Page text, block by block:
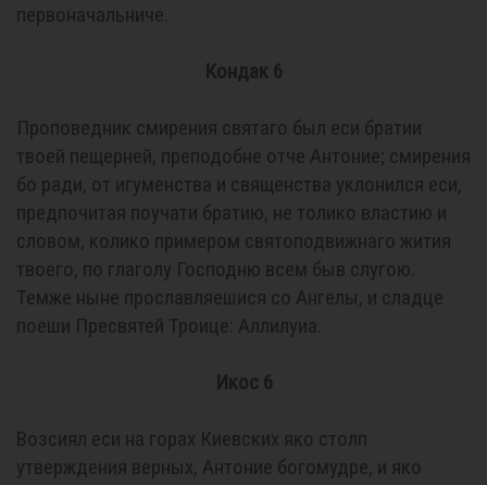
первоначальниче.
Кондак 6
Проповедник смирения святаго был еси братии
твоей пещерней, преподобне отче Антоние; смирения
бо ради, от игуменства и священства уклонился еси,
предпочитая поучати братию, не толико властию и
словом, колико примером святоподвижнаго жития
твоего, по глаголу Господню всем быв слугою.
Темже ныне прославляешися со Ангелы, и сладце
поеши Пресвятей Троице: Аллилуиа.
Икос 6
Возсиял еси на горах Киевских яко столп
утверждения верных, Антоние богомудре, и яко